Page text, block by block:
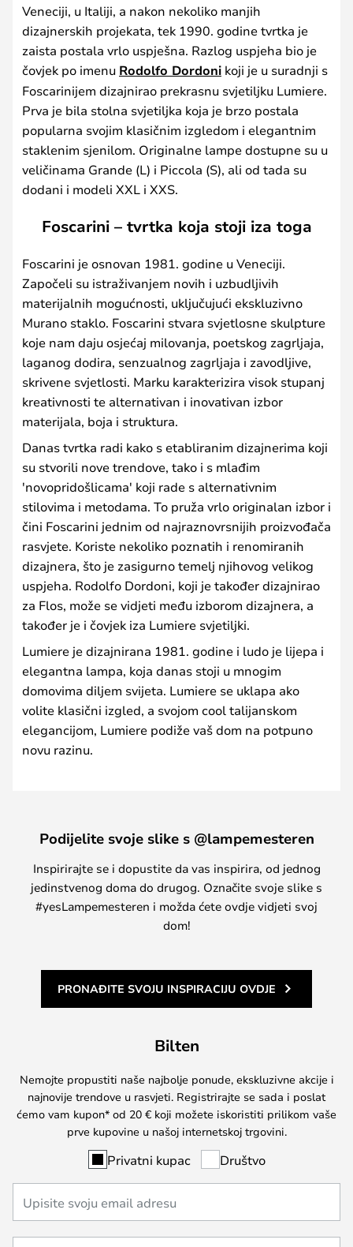
Veneciji, u Italiji, a nakon nekoliko manjih
dizajnerskih projekata, tek 1990. godine tvrtka je
zaista postala vrlo uspješna. Razlog uspjeha bio je
čovjek po imenu Rodolfo Dordoni koji je u suradnji s
Foscarinijem dizajnirao prekrasnu svjetiljku Lumiere.
Prva je bila stolna svjetiljka koja je brzo postala
popularna svojim klasičnim izgledom i elegantnim
staklenim sjenilom. Originalne lampe dostupne su u
veličinama Grande (L) i Piccola (S), ali od tada su
dodani i modeli XXL i XXS.
Foscarini – tvrtka koja stoji iza toga
Foscarini je osnovan 1981. godine u Veneciji.
Započeli su istraživanjem novih i uzbudljivih
materijalnih mogućnosti, uključujući ekskluzivno
Murano staklo. Foscarini stvara svjetlosne skulpture
koje nam daju osjećaj milovanja, poetskog zagrljaja,
laganog dodira, senzualnog zagrljaja i zavodljive,
skrivene svjetlosti. Marku karakterizira visok stupanj
kreativnosti te alternativan i inovativan izbor
materijala, boja i struktura.
Danas tvrtka radi kako s etabliranim dizajnerima koji
su stvorili nove trendove, tako i s mlađim
'novopridošlicama' koji rade s alternativnim
stilovima i metodama. To pruža vrlo originalan izbor i
čini Foscarini jednim od najraznovrsnijih proizvođača
rasvjete. Koriste nekoliko poznatih i renomiranih
dizajnera, što je zasigurno temelj njihovog velikog
uspjeha. Rodolfo Dordoni, koji je također dizajnirao
za Flos, može se vidjeti među izborom dizajnera, a
također je i čovjek iza Lumiere svjetiljki.
Lumiere je dizajnirana 1981. godine i ludo je lijepa i
elegantna lampa, koja danas stoji u mnogim
domovima diljem svijeta. Lumiere se uklapa ako
volite klasični izgled, a svojom cool talijanskom
elegancijom, Lumiere podiže vaš dom na potpuno
novu razinu.
Podijelite svoje slike s @lampemesteren
Inspirirajte se i dopustite da vas inspirira, od jednog
jedinstvenog doma do drugog. Označite svoje slike s
#yesLampemesteren i možda ćete ovdje vidjeti svoj
dom!
PRONAĐITE SVOJU INSPIRACIJU OVDJE
Bilten
Nemojte propustiti naše najbolje ponude, ekskluzivne akcije i
najnovije trendove u rasvjeti. Registrirajte se sada i poslat
ćemo vam kupon* od 20 € koji možete iskoristiti prilikom vaše
prve kupovine u našoj internetskoj trgovini.
Privatni kupac Društvo